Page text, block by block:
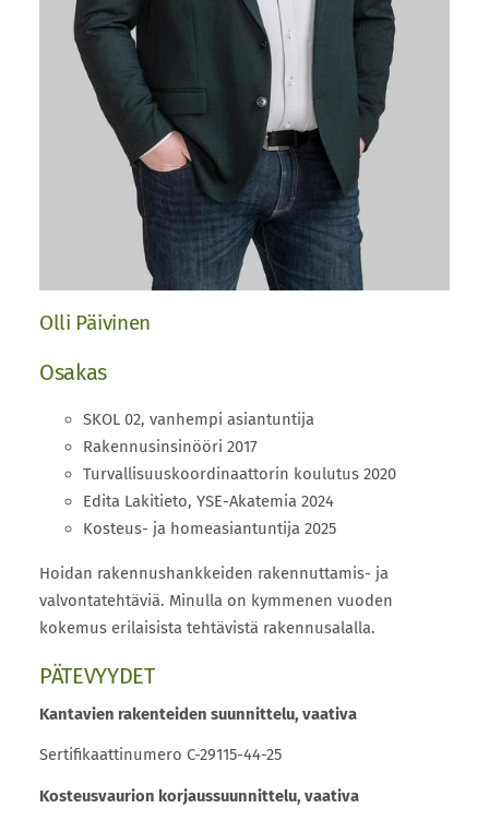
Olli Päivinen
Osakas
SKOL 02, vanhempi asiantuntija
Rakennusinsinööri 2017
Turvallisuuskoordinaattorin koulutus 2020
Edita Lakitieto, YSE-Akatemia 2024
Kosteus- ja homeasiantuntija 2025
Hoidan rakennushankkeiden rakennuttamis- ja
valvontatehtäviä. Minulla on kymmenen vuoden
kokemus erilaisista tehtävistä rakennusalalla.
PÄTEVYYDET
Kantavien rakenteiden suunnittelu, vaativa
Sertifikaattinumero C-29115-44-25
Kosteusvaurion korjaussuunnittelu, vaativa